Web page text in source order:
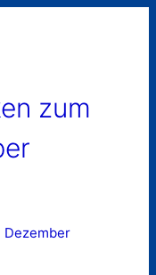
zum
Dezember